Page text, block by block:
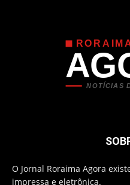
NOTÍCIAS
O Jornal Roraima Agora
impressa e eletrônica.